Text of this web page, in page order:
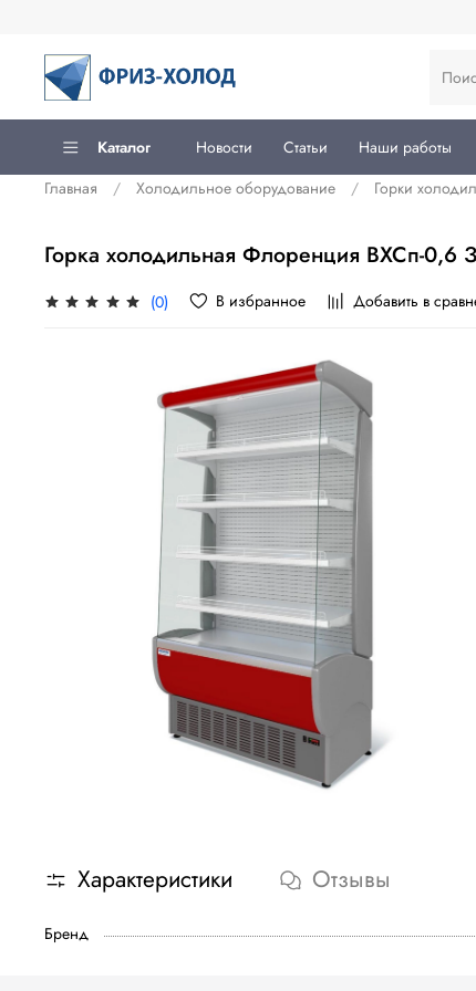
Каталог Новости Статьи Наши работы
Главная
Холодильное оборудование Горки
Горка холодильная Флоренция ВХСп-0,6
(0) В избранное Добавить в
Характеристики Отзывы
Бренд